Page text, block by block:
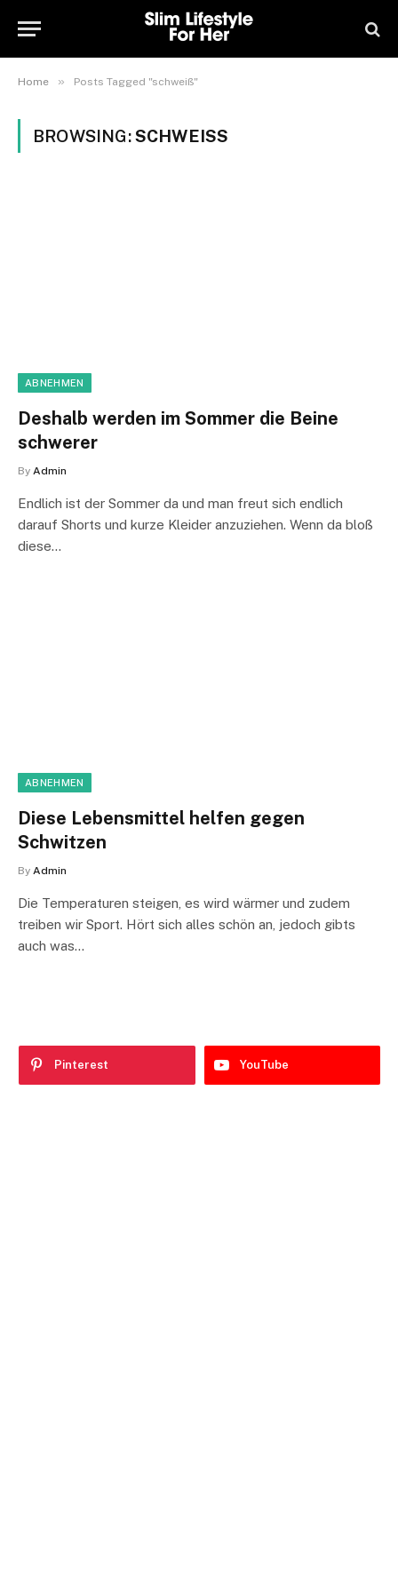
Home » Posts Tagged "schweiß"
BROWSING:SCHWEISS
ABNEHMEN
Deshalb werden im Sommer die Beine
schwerer
By Admin
Endlich ist der Sommer da und man freut sich endlich
darauf Shorts und kurze Kleider anzuziehen. Wenn da bloß
diese…
ABNEHMEN
Diese Lebensmittel helfen gegen
Schwitzen
By Admin
Die Temperaturen steigen, es wird wärmer und zudem
treiben wir Sport. Hört sich alles schön an, jedoch gibts
auch was…
Pinterest YouTube